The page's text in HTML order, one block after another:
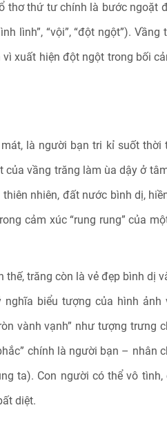
thơ thứ tư chính là bước ngoặt
lình”, “vội”, “đột ngột”). Vầng
xuất hiện đột ngột trong bối
là người bạn tri kỉ suốt thời
vầng trăng làm ùa dậy ở
nhiên, đất nước bình dị,
cảm xúc “rung rung” của
trăng còn là vẻ đẹp bình dị
biểu tượng của hình ảnh
vành vạnh” như tượng trưng
chính là người bạn – nhân
ta). Con người có thể vô tình,
diệt.